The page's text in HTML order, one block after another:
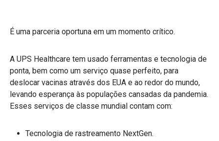
É uma parceria oportuna em um momento crítico.
A UPS Healthcare tem usado ferramentas e tecnologia de
ponta, bem como um serviço quase perfeito, para
deslocar vacinas através dos EUA e ao redor do mundo,
levando esperança às populações cansadas da pandemia.
Esses serviços de classe mundial contam com:
Tecnologia de rastreamento NextGen.